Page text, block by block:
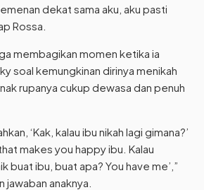
dekat sama aku, aku pasti
Rossa.
membagikan momen ketika ia
soal kemungkinan dirinya menikah
rupanya cukup dewasa dan penuh
‘Kak, kalau ibu nikah lagi gimana?’
makes you happy ibu. Kalau
buat ibu, buat apa? You have me’,”
jawaban anaknya.